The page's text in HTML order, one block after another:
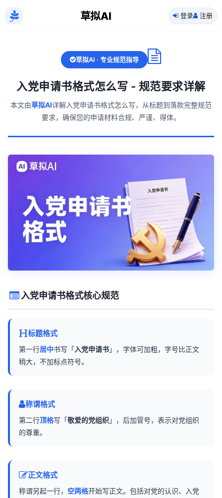
草拟AI 登录 注册
草拟AI · 专业规范指导
入党申请书格式怎么写 - 规范要求详解
本文由草拟AI详解入党申请书格式怎么写，从标题到落款完整规范
要求，确保您的申请材料合规、严谨、得体。
入党申请书格式核心规范
标题格式
第一行居中书写「入党申请书」，字体可加粗，字号比正文
稍大，不加标点符号。
称谓格式
第二行顶格写「敬爱的党组织 」，后加冒号，表示对党组织
的尊重。
正文格式
称谓另起一行， 空两格开始写正文。包括对党的认识、入党